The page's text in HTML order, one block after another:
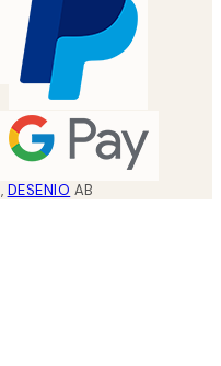
, DESENIO AB